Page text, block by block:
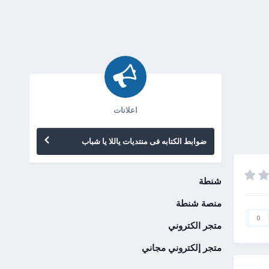
0
اعلانات
ضوابط الكتابه فى منتديات ياللا يا شباب
شنطة
منصة شنطة
متجر الكتروني
متجر إلكتروني مجاني